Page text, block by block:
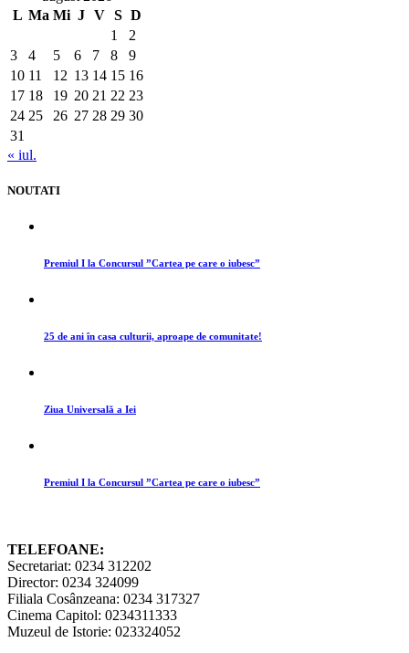
L Ma Mi J V S D
1
2
3
4 5 6 7 8
9
10 11 12 13 14 15 16
17 18 19 20 21 22 23
24 25 26 27 28 29 30
31
« iul.
NOUTATI
Premiul I la Concursul ”Cartea pe care o iubesc”
25 de ani în casa culturii, aproape de comunitate!
Ziua Universală a Iei
Premiul I la Concursul ”Cartea pe care o iubesc”
TELEFOANE:
Secretariat: 0234 312202
Director: 0234 324099
Filiala Cosânzeana: 0234 317327
Cinema Capitol: 0234311333
Muzeul de Istorie: 023324052